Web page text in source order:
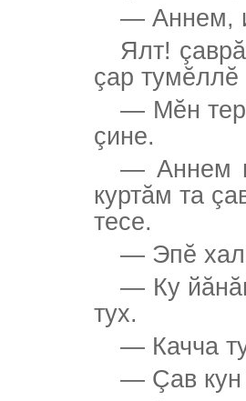
— Аннем,
Ялт!
çар тумĕллĕ
— Мĕн
çине.
— Аннем
куртăм та
тесе.
— Эпĕ
— Ку
тух.
— Качча
— Çав кун